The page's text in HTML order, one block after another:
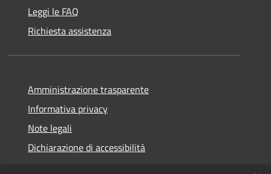
Leggi le FAQ
Richiesta assistenza
Amministrazione trasparente
Informativa privacy
Note legali
Dichiarazione di accessibilità